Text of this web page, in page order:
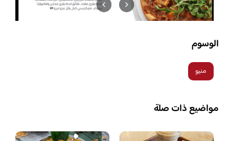
الوسوم
منيو
مواضيع ذات صلة